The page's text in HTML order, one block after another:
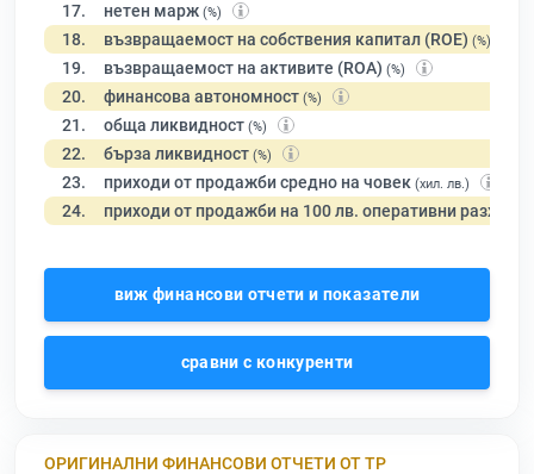
17. нетен марж (%)
18. възвращаемост на собствения капитал (ROE) (%)
19. възвращаемост на активите (ROA) (%)
20. финансова автономност (%)
21. обща ликвидност (%)
22. бърза ликвидност (%)
23. приходи от продажби средно на човек (хил. лв.)
24. приходи от продажби на 100 лв. оперативни разходи
виж финансови отчети и показатели
сравни с конкуренти
ОРИГИНАЛНИ ФИНАНСОВИ ОТЧЕТИ ОТ ТР